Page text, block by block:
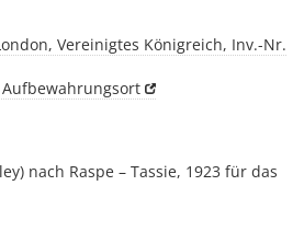
Vereinigtes Königreich, Inv.-Nr.
nach Raspe – Tassie, 1923 für das